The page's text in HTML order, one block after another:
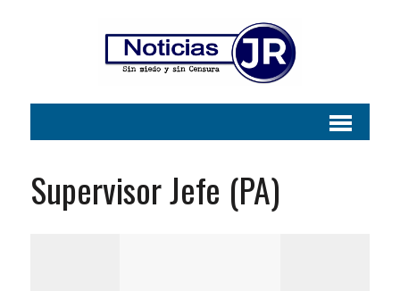
Supervisor Jefe (PA)